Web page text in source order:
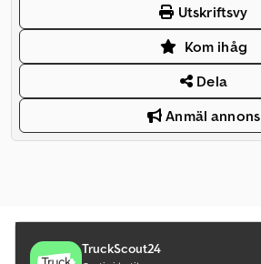
Utskriftsvy
Kom ihåg
Dela
Anmäl annons
TruckScout24